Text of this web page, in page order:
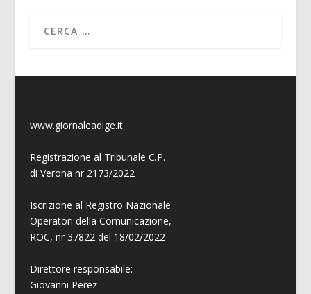
www.giornaleadige.it
Registrazione al Tribunale C.P.
di Verona nr 2173/2022
Iscrizione al Registro Nazionale
Operatori della Comunicazione,
ROC, nr 37822 del 18/02/2022
Direttore responsabile:
Giovanni Perez